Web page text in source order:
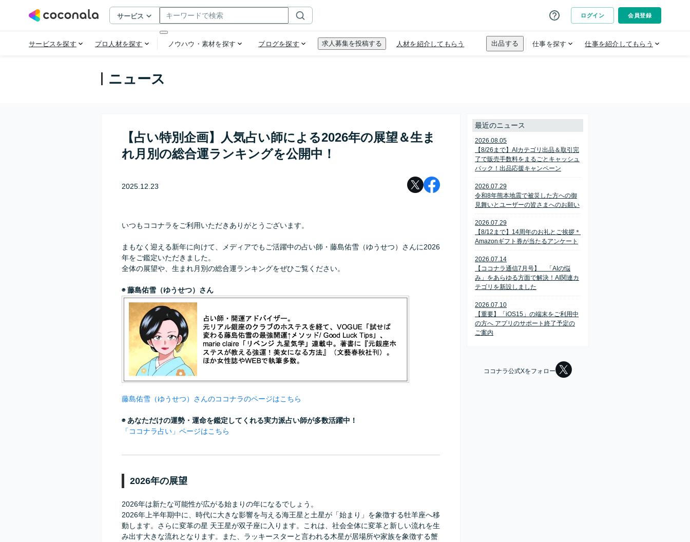
ニュース
【占い特別企画】人気占い師による2026年の展望＆生ま
れ月別の総合運ランキングを公開中！
2025.12.23
いつもココナラをご利用いただきありがとうございます。
まもなく迎える新年に向けて、メディアでもご活躍中の占い師・藤島佑雪（ゆうせつ）さんに2026
年をご鑑定いただきました。
全体の展望や、生まれ月別の総合運ランキングをぜひご覧ください。
◉ 藤島佑雪（ゆうせつ）さん
藤島佑雪（ゆうせつ）さんのココナラのページはこちら
◉ あなただけの運勢・運命を鑑定してくれる実力派占い師が多数活躍中！
「ココナラ占い」ページはこちら
2026年の展望
2026年は新たな可能性が広がる始まりの年になるでしょう。
2026年上半年期中に、時代に大きな影響を与える海王星と土星が「始まり」を象徴する牡羊座へ移
動します。さらに変革の星 天王星が双子座に入ります。これは、社会全体に変革と新しい流れを生
み出す大きな流れとなります。また、ラッキースターと言われる木星が居場所や家族を象徴する蟹
最近のニュース
2026.08.05
【8/26まで】AIカテゴリ出品＆取引完
了で販売手数料をまるごとキャッシュ
バック！出品応援キャンペーン
2026.07.29
令和8年熊本地震で被災した方への御
見舞いとユーザーの皆さまへのお願い
2026.07.29
【8/12まで】14周年のお礼とご挨拶＊
Amazonギフト券が当たるアンケート
2026.07.14
【ココナラ通信7月号】 「AIの悩
み」をあらゆる方面で解決！AI関連カ
テゴリを新設しました
2026.07.10
【重要】「iOS15」の端末をご利用中
の方へ アプリのサポート終了予定の
ご案内
ココナラ公式Xをフォロー